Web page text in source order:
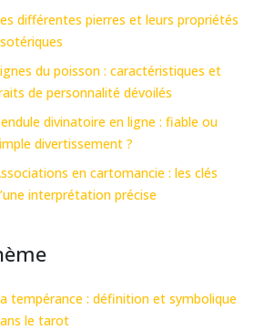
différentes pierres et leurs propriétés
du poisson : caractéristiques et
de personnalité dévoilés
divinatoire en ligne : fiable ou
divertissement ?
en cartomancie : les clés
interprétation précise
tempérance : définition et symbolique
le tarot